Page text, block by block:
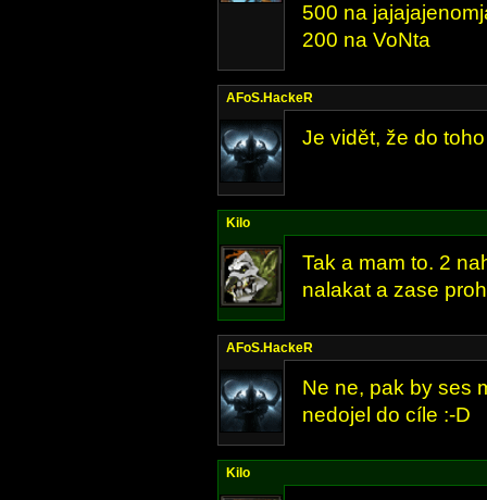
500 na
200 na VoNta
AFoS.HackeR
Je vidět, že do
Kilo
Tak a mam to. 2
nalakat a zase
AFoS.HackeR
Ne ne, pak by ses
nedojel do cíle :-D
Kilo